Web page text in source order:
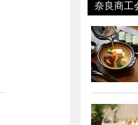
奈良商工